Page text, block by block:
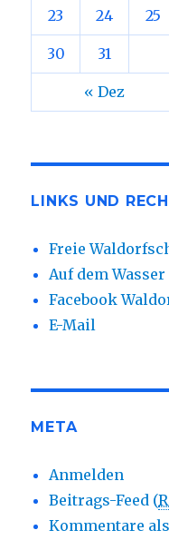
« Dez
23 24 25
30 31
LINKS UND
Freie
Auf dem
Facebook
E-Mail
META
Anmelden
Beitrags-Feed (
Kommentare